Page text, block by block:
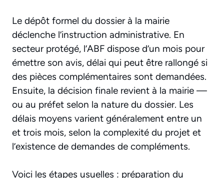
Le dépôt formel du dossier à la mairie
déclenche l’instruction administrative. En
secteur protégé, l’ABF dispose d’un mois pour
émettre son avis, délai qui peut être rallongé si
des pièces complémentaires sont demandées.
Ensuite, la décision finale revient à la mairie —
ou au préfet selon la nature du dossier. Les
délais moyens varient généralement entre un
et trois mois, selon la complexité du projet et
l’existence de demandes de compléments.
Voici les étapes usuelles : préparation du